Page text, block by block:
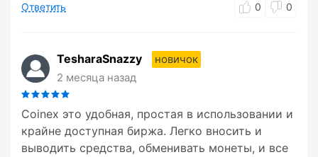
Ответить 0 0
TesharaSnazzy
новичок
2 месяца назад
Coinex это удобная, простая в использовании и
крайне доступная биржа. Легко вносить и
выводить средства, обменивать монеты, и все